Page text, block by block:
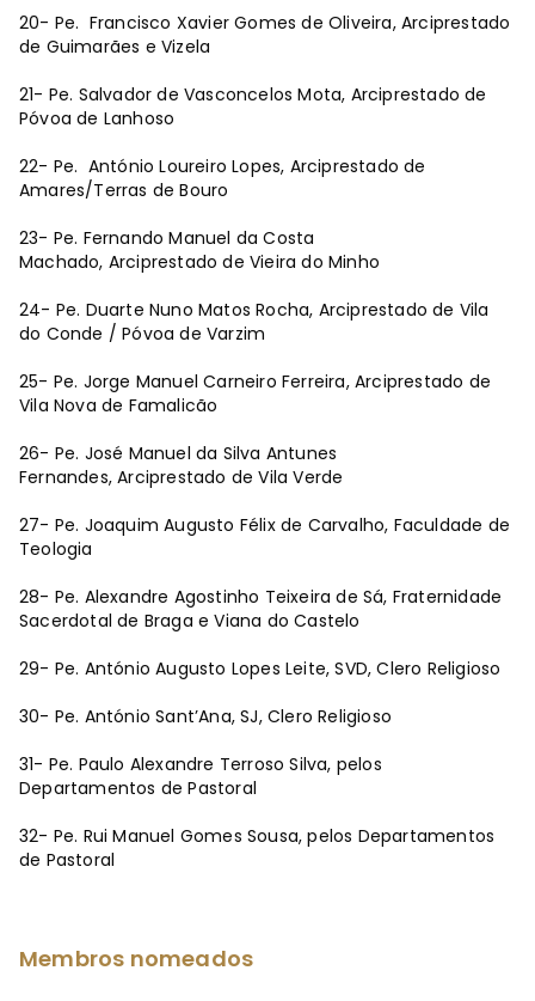
20- Pe. Francisco Xavier Gomes de Oliveira, Arciprestado
de Guimarães e Vizela
21- Pe. Salvador de Vasconcelos Mota, Arciprestado de
Póvoa de Lanhoso
22- Pe. António Loureiro Lopes, Arciprestado de
Amares/Terras de Bouro
23- Pe. Fernando Manuel da Costa
Machado, Arciprestado de Vieira do Minho
24- Pe. Duarte Nuno Matos Rocha, Arciprestado de Vila
do Conde / Póvoa de Varzim
25- Pe. Jorge Manuel Carneiro Ferreira, Arciprestado de
Vila Nova de Famalicão
26- Pe. José Manuel da Silva Antunes
Fernandes, Arciprestado de Vila Verde
27- Pe. Joaquim Augusto Félix de Carvalho, Faculdade de
Teologia
28- Pe. Alexandre Agostinho Teixeira de Sá, Fraternidade
Sacerdotal de Braga e Viana do Castelo
29- Pe. António Augusto Lopes Leite, SVD, Clero Religioso
30- Pe. António Sant’Ana, SJ, Clero Religioso
31- Pe. Paulo Alexandre Terroso Silva, pelos
Departamentos de Pastoral
32- Pe. Rui Manuel Gomes Sousa, pelos Departamentos
de Pastoral
Membros nomeados